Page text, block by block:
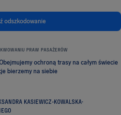
odszkodowanie
PRAW PASAŻERÓW
ochroną trasy na całym świecie
bierzemy na siebie
KASIEWICZ-KOWALSKA·